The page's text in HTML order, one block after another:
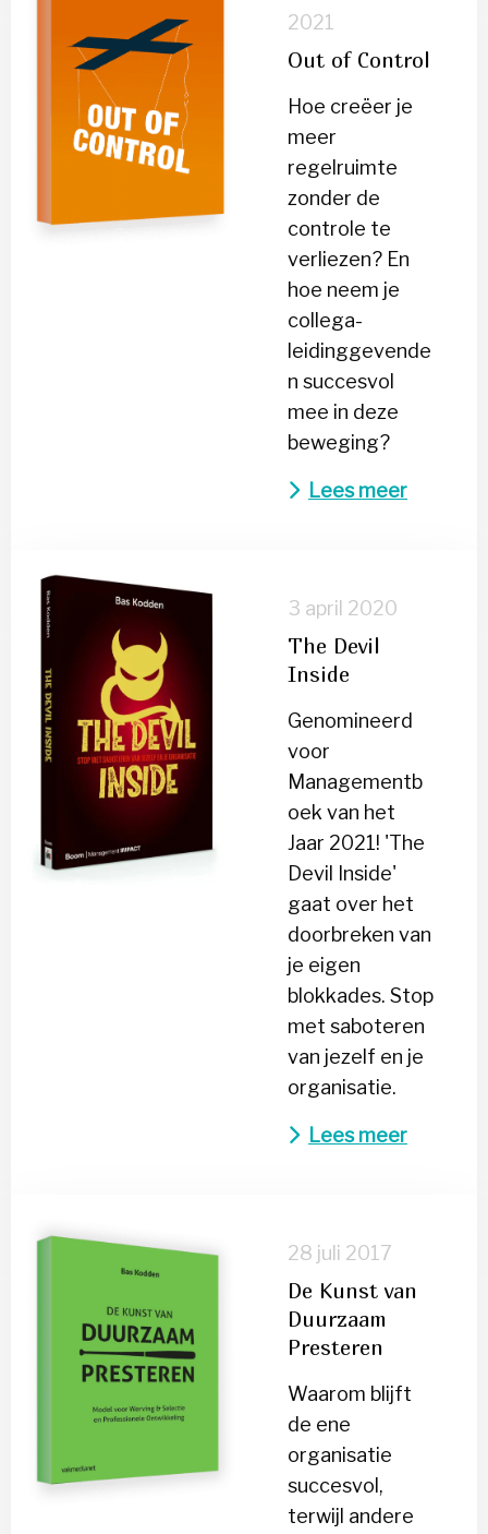
2021
Out of Control
Hoe creëer je
meer
regelruimte
zonder de
controle te
verliezen? En
hoe neem je
collega-
leidinggevende
n succesvol
mee in deze
beweging?
Lees meer
3 april 2020
The Devil
Inside
Genomineerd
voor
Managementb
oek van het
Jaar 2021! 'The
Devil Inside'
gaat over het
doorbreken van
je eigen
blokkades. Stop
met saboteren
van jezelf en je
organisatie.
Lees meer
meer
over
Devil
Inside
28 juli 2017
De Kunst van
Duurzaam
Presteren
Waarom blijft
de ene
organisatie
succesvol,
terwijl andere
meer
Duurzaam
Presteren